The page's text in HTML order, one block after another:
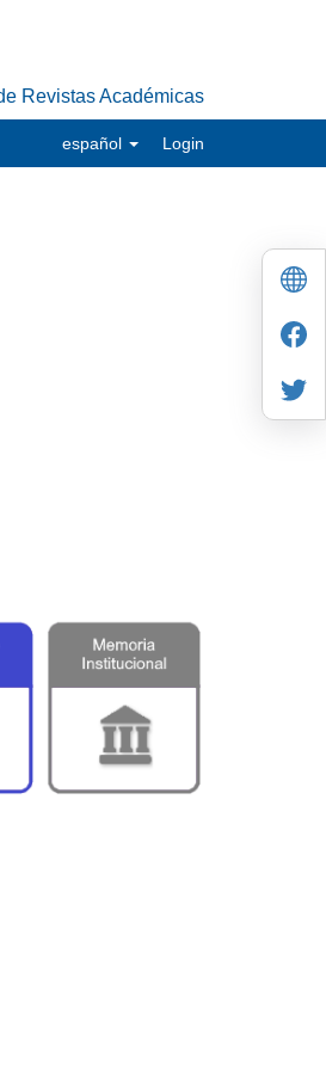
Revistas Académicas
español Login